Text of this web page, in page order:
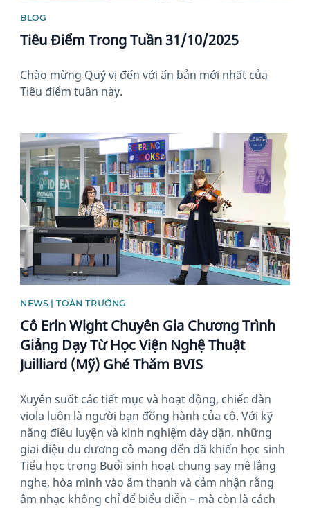
BLOG
Tiêu Điểm Trong Tuần 31/10/2025
Chào mừng Quý vị đến với ấn bản mới nhất của
Tiêu điểm tuần này.
News image
NEWS | TOÀN TRƯỜNG
Cô Erin Wight Chuyên Gia Chương Trình
Giảng Dạy Từ Học Viện Nghệ Thuật
Juilliard (Mỹ) Ghé Thăm BVIS
Xuyên suốt các tiết mục và hoạt động, chiếc đàn
viola luôn là người bạn đồng hành của cô. Với kỹ
năng điêu luyện và kinh nghiệm dày dặn, những
giai điệu du dương cô mang đến đã khiến học sinh
Tiểu học trong Buổi sinh hoạt chung say mê lắng
nghe, hòa mình vào âm thanh và cảm nhận rằng
âm nhạc không chỉ để biểu diễn – mà còn là cách